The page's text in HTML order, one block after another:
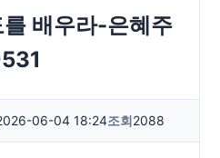
배우라-은혜주
06-04 18:24조회2088